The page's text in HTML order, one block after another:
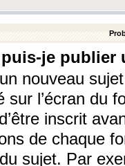
puis-je
nouveau
sur l’écran du
inscrit
de chaque
sujet. Par